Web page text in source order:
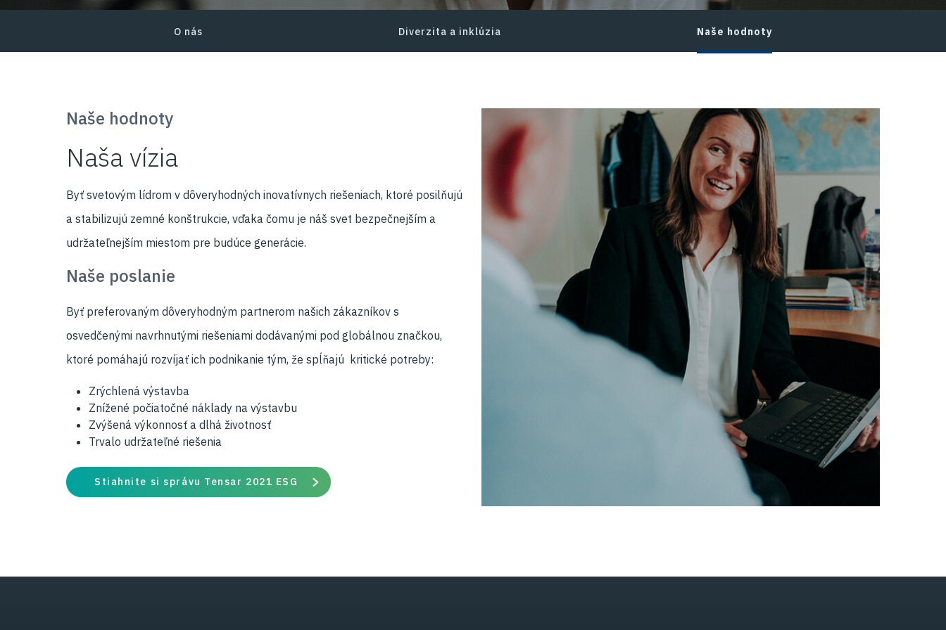
O nás Diverzita a inklúzia Naše hodnoty
Naše hodnoty
Naša vízia
Byť svetovým lídrom v dôveryhodných inovatívnych riešeniach, ktoré posilňujú
a stabilizujú zemné konštrukcie, vďaka čomu je náš svet bezpečnejším a
udržateľnejším miestom pre budúce generácie.
Naše poslanie
Byť preferovaným dôveryhodným partnerom našich zákazníkov s
osvedčenými navrhnutými riešeniami dodávanými pod globálnou značkou,
ktoré pomáhajú rozvíjať ich podnikanie tým, že spĺňajú kritické potreby:
Zrýchlená výstavba
Znížené počiatočné náklady na výstavbu
Zvýšená výkonnosť a dlhá životnosť
Trvalo udržateľné riešenia
Stiahnite si správu Tensar 2021 ESG